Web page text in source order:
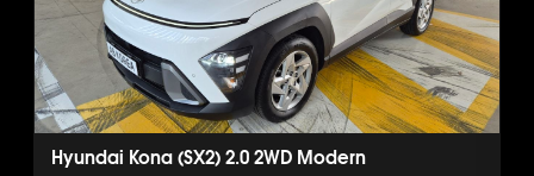
Hyundai Kona (SX2) 2.0 2WD Modern